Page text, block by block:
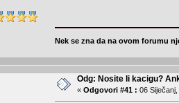
Nek se zna da na ovom forumu
Odg: Nosite li kacigu?
« Odgovori #41 : 06